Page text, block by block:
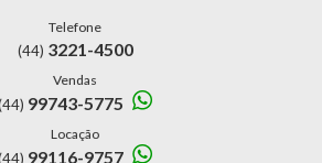
Telefone
(44) 3221-4500
Vendas
99743-5775
Locação
99116-9757